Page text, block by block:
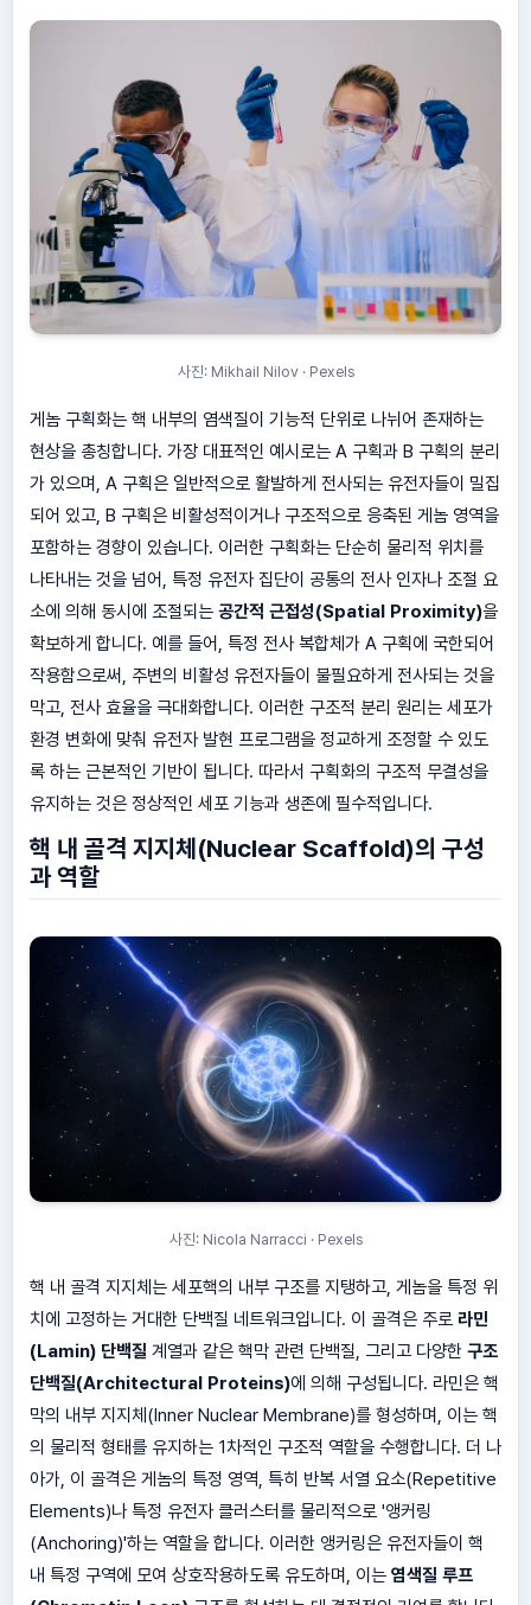
사진: Mikhail Nilov · Pexels
게놈 구획화는 핵 내부의 염색질이 기능적 단위로 나뉘어 존재하는
현상을 총칭합니다. 가장 대표적인 예시로는 A 구획과 B 구획의 분리
가 있으며, A 구획은 일반적으로 활발하게 전사되는 유전자들이 밀집
되어 있고, B 구획은 비활성적이거나 구조적으로 응축된 게놈 영역을
포함하는 경향이 있습니다. 이러한 구획화는 단순히 물리적 위치를
나타내는 것을 넘어, 특정 유전자 집단이 공통의 전사 인자나 조절 요
소에 의해 동시에 조절되는 공간적 근접성(Spatial Proximity)을
확보하게 합니다. 예를 들어, 특정 전사 복합체가 A 구획에 국한되어
작용함으로써, 주변의 비활성 유전자들이 불필요하게 전사되는 것을
막고, 전사 효율을 극대화합니다. 이러한 구조적 분리 원리는 세포가
환경 변화에 맞춰 유전자 발현 프로그램을 정교하게 조정할 수 있도
록 하는 근본적인 기반이 됩니다. 따라서 구획화의 구조적 무결성을
유지하는 것은 정상적인 세포 기능과 생존에 필수적입니다.
핵 내 골격 지지체(Nuclear Scaffold)의 구성
과 역할
사진: Nicola Narracci · Pexels
핵 내 골격 지지체는 세포핵의 내부 구조를 지탱하고, 게놈을 특정 위
치에 고정하는 거대한 단백질 네트워크입니다. 이 골격은 주로 라민
(Lamin) 단백질 계열과 같은 핵막 관련 단백질, 그리고 다양한 구조
단백질(Architectural Proteins)에 의해 구성됩니다. 라민은 핵
막의 내부 지지체(Inner Nuclear Membrane)를 형성하며, 이는 핵
의 물리적 형태를 유지하는 1차적인 구조적 역할을 수행합니다. 더 나
아가, 이 골격은 게놈의 특정 영역, 특히 반복 서열 요소(Repetitive
Elements)나 특정 유전자 클러스터를 물리적으로 '앵커링
(Anchoring)'하는 역할을 합니다. 이러한 앵커링은 유전자들이 핵
내 특정 구역에 모여 상호작용하도록 유도하며, 이는 염색질 루프